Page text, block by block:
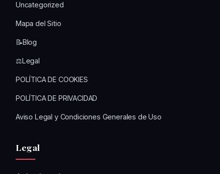
Uncategorized
Mapa del Sitio
📝Blog
⚖️Legal
POLÍTICA DE COOKIES
POLÍTICA DE PRIVACIDAD
Aviso Legal y Condiciones Generales de Uso
Legal